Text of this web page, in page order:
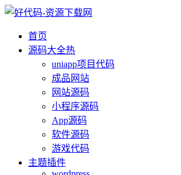
首页
源码大全热
uniapp项目代码
成品网站
网站源码
小程序源码
App源码
软件源码
游戏代码
主题插件